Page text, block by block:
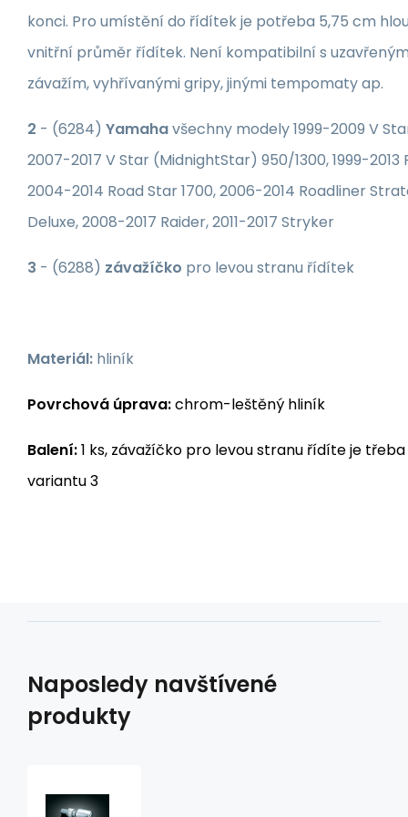
konci. Pro umístění do řídítek je potřeba 5,75 cm
vnitřní průměr řídítek. Není kompatibilní s
závažím, vyhřívanými gripy, jinými tempomaty ap.
2 - (6284) Yamahavšechny modely1999-2009 V
2007-2017 V Star (MidnightStar) 950/1300, 1999-
2004-2014 Road Star 1700, 2006-2014 Roadliner
Deluxe, 2008-2017 Raider, 2011-2017 Stryker
3 - (6288) závažíčko pro levou stranu řídítek
Materiál: hliník
Povrchová úprava:chrom-leštěný hliník
Balení:1 ks, závažíčko pro levou stranu řídíte je
variantu 3
Naposledy navštívené
produkty